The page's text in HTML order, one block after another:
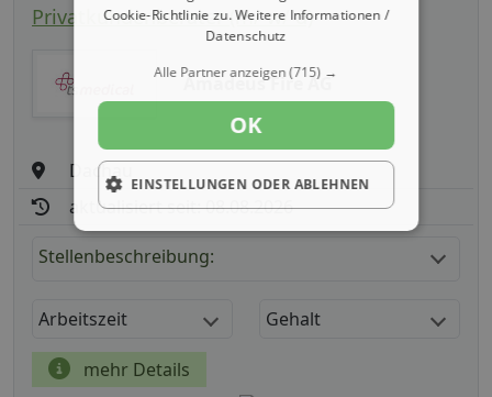
Privatkundenberater (m/ w/ d)
Amadeus Fire AG
Dachau
aktualisiert seit: 08.08.2026
Stellenbeschreibung:
Arbeitszeit Gehalt
mehr Details
Cookie-Richtlinie zu.Weitere Informationen /
Datenschutz
Alle Partner anzeigen(715) →
OK
EINSTELLUNGEN ODER ABLEHNEN